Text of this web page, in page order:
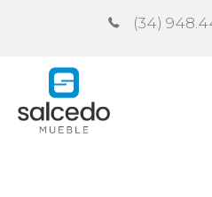
(34)